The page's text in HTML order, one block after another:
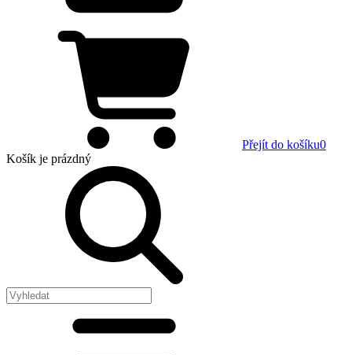
Přejít do košíku0
Košík je prázdný